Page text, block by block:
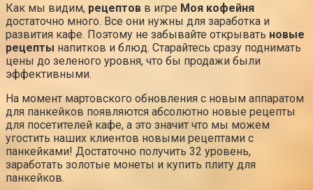
Как мы видим, рецептов в игре Моя кофейня
достаточно много. Все они нужны для заработка и
развития кафе. Поэтому не забывайте открывать новые
рецепты напитков и блюд. Старайтесь сразу поднимать
цены до зеленого уровня, что бы продажи были
эффективными.
На момент мартовского обновления с новым аппаратом
для панкейков появляются абсолютно новые рецепты
для посетителей кафе, а это значит что мы можем
угостить наших клиентов новыми рецептами с
панкейками! Достаточно получить 32 уровень,
заработать золотые монеты и купить плиту для
панкейков.